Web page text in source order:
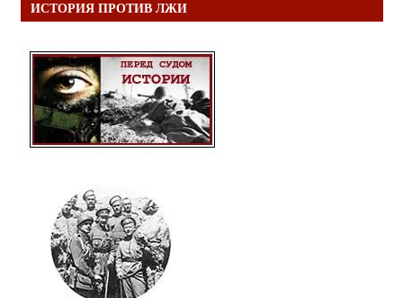
ИСТОРИЯ ПРОТИВ ЛЖИ